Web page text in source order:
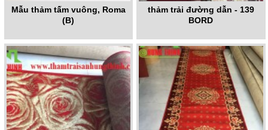
Mẫu thảm tấm vuông, Roma
(B)
thảm trải đường dẫn - 139
BORD